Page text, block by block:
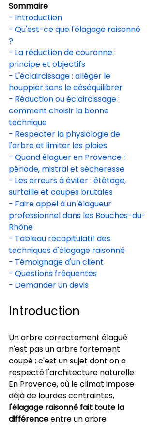
Sommaire
- Introduction
- Qu'est-ce que l'élagage raisonné
?
- La réduction de couronne :
principe et objectifs
- L'éclaircissage : alléger le
houppier sans le déséquilibrer
- Réduction ou éclaircissage :
comment choisir la bonne
technique
- Respecter la physiologie de
l'arbre et limiter les plaies
- Quand élaguer en Provence :
période, mistral et sécheresse
- Les erreurs à éviter : étêtage,
surtaille et coupes brutales
- Faire appel à un élagueur
professionnel dans les Bouches-du-
Rhône
- Tableau récapitulatif des
techniques d'élagage raisonné
- Témoignage d'un client
- Questions fréquentes
- Demander un devis
Introduction
Un arbre correctement élagué
n'est pas un arbre fortement
coupé : c'est un sujet dont on a
respecté l'architecture naturelle.
En Provence, où le climat impose
déjà de lourdes contraintes,
l'élagage raisonné fait toute la
différence entre un arbre